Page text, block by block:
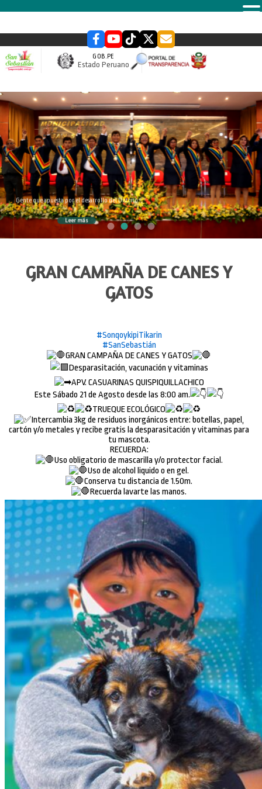
GOB.PE
Estado Peruano
slider
Gente que apuesta por el desarrollo del Distrito
Leer más
GRAN CAMPAÑA DE CANES Y
GATOS
#SonqoykipiTikarin
#SanSebastián
GRAN CAMPAÑA DE CANES Y GATOS
Desparasitación, vacunación y vitaminas
APV. CASUARINAS QUISPIQUILLACHICO
Este Sábado 21 de Agosto desde las 8:00 am.
TRUEQUE ECOLÓGICO
Intercambia 3kg de residuos inorgánicos entre: botellas, papel,
cartón y/o metales y recibe gratis la desparasitación y vitaminas para
tu mascota.
RECUERDA:
Uso obligatorio de mascarilla y/o protector facial.
Uso de alcohol liquido o en gel.
Conserva tu distancia de 1.50m.
Recuerda lavarte las manos.